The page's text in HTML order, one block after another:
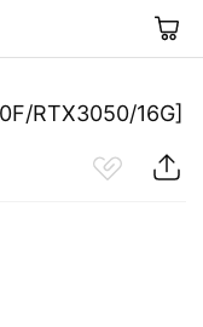
장
바
RTX3050/16G]